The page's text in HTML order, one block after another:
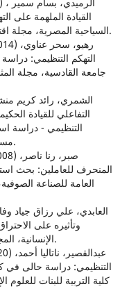
القيادة الملهمة على
السياحية المصرية، مجلة اقتصاد المال والاعمال، المجلد (3)، العدد(10).
التهكم التنظيمي: دراسة
التفاعلي للقيادة
التنظيمي - دراسة
مستشفى الحكيم العام، مجلة معين، العدد (2).
المنحرف للعاملين: بحث
العامة للصناعة
وتأثيره على
الإنسانية، المجلد (14)، العدد (27)، الصفحات (313-340).
التنظيمي: دراسة حالى في